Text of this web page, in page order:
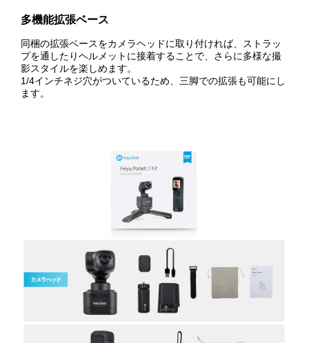
多機能拡張ベース
同梱の拡張ベースをカメラヘッドに取り付ければ、ストラッ
プを通したりヘルメットに接着することで、さらに多様な撮
影スタイルを楽しめます。
1/4インチネジ穴がついているため、三脚での拡張も可能にし
ます。